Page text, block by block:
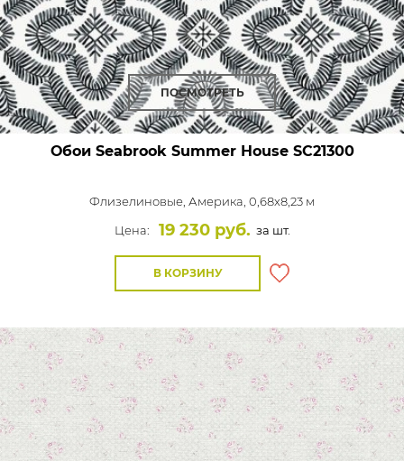
ПОСМОТРЕТЬ
Обои Seabrook Summer HouseSC21300
Флизелиновые, Америка, 0,68x8,23 м
Цена:
19 230 руб. за шт.
В КОРЗИНУ